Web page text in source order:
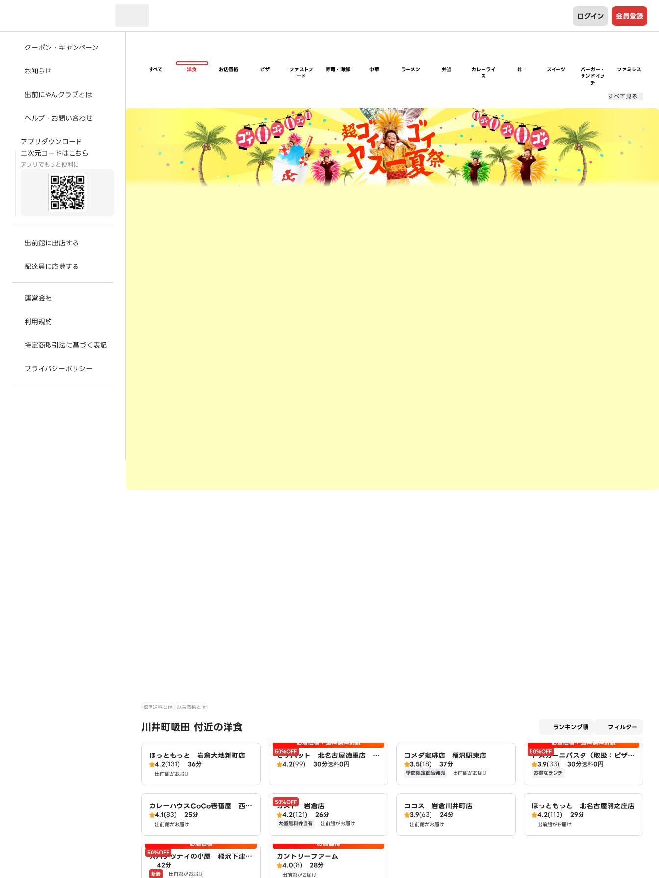
ログイン 会員登録
クーポン・キャンペーン
お知らせ
出前にゃんクラブとは
ヘルプ・お問い合わせ
アプリダウンロード
二次元コードはこちら
アプリでもっと便利に
出前館に出店する
配達員に応募する
運営会社
利用規約
特定商取引法に基づく表記
プライバシーポリシー
すべて 洋食 お店価格 ピザ
ファストフ
ード
寿司・海鮮 中華 ラーメン 弁当
カレーライ
ス
丼 スイーツ
バーガー・
サンドイッ
チ
ファミレス
すべて見る
超ゴイゴイヤスー夏祭
標準送料とは お店価格とは
川井町吸田 付近の洋食 ランキング順 フィルター
ほっともっと 岩倉大地新町店
4.2(131) 36分
出前館がお届け
50%OFF
お店価格＋送料無料対象
ピザハット 北名古屋徳重店 Pi
zzaHut
4.2(99) 30分送料0円
コメダ珈琲店 稲沢駅東店
3.5(18) 37分
季節限定商品発売 出前館がお届け
50%OFF
お店価格＋送料無料対象
トスカーニパスタ（取扱：ピザハ
ット北名古屋徳重店）
3.9(33) 30分送料0円
お得なランチ
カレーハウスCoCo壱番屋 西春
店（SD）
4.1(83) 25分
出前館がお届け
50%OFF
ガスト 岩倉店
4.2(121) 26分
大盛無料弁当有 出前館がお届け
ココス 岩倉川井町店
3.9(63) 24分
出前館がお届け
ほっともっと 北名古屋熊之庄店
4.2(113) 29分
出前館がお届け
50%OFF
お店価格
スパゲッティの小屋 稲沢下津
店 powered by LAWSON
42分
新着 出前館がお届け
お店価格
カントリーファーム
4.0(8) 28分
出前館がお届け